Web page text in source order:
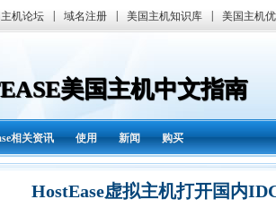
机论坛 域名注册 美国主机知识库 美国主机
美国主机中文指南
相关资讯 使用 新闻 购买
HostEase虚拟主机打开国内